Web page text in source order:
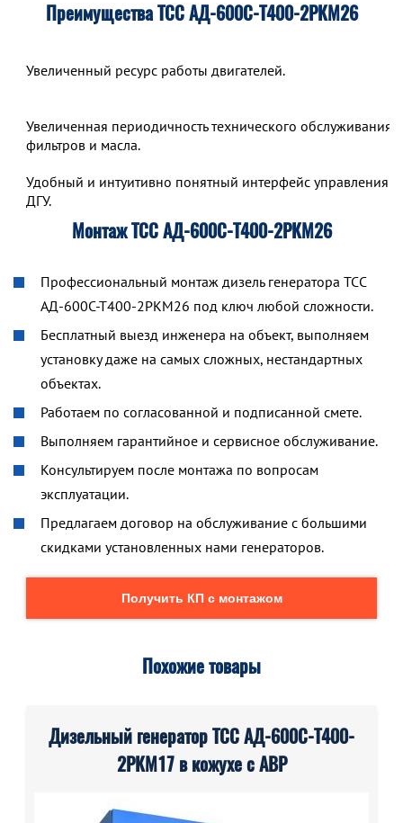
Преимущества ТСС АД-600С-Т400-2РКМ26
Увеличенный ресурс работы двигателей.
Увеличенная периодичность технического обслуживания,
фильтров и масла.
Удобный и интуитивно понятный интерфейс управления
ДГУ.
Монтаж ТСС АД-600С-Т400-2РКМ26
Профессиональный монтаж дизель генератора ТСС
АД-600С-Т400-2РКМ26 под ключ любой сложности.
Бесплатный выезд инженера на объект, выполняем
установку даже на самых сложных, нестандартных
объектах.
Работаем по согласованной и подписанной смете.
Выполняем гарантийное и сервисное обслуживание.
Консультируем после монтажа по вопросам
эксплуатации.
Предлагаем договор на обслуживание с большими
скидками установленных нами генераторов.
Получить КП с монтажом
Похожие товары
Дизельный генератор ТСС АД-600С-Т400-
2РКМ17 в кожухе с АВР